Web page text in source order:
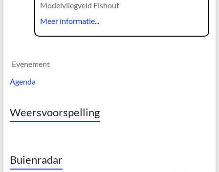
Modelvliegveld Elshout
Meer informatie...
Evenement
Agenda
Weersvoorspelling
Buienradar